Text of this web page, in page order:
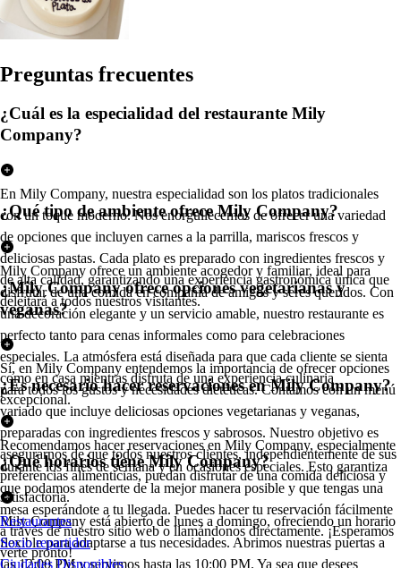
Preguntas frecuentes
¿Cuál es la especialidad del restaurante Mily
Company?
En Mily Company, nuestra especialidad son los platos tradicionales
con un toque moderno. Nos enorgullecemos de ofrecer una variedad
de opciones que incluyen carnes a la parrilla, mariscos frescos y
deliciosas pastas. Cada plato es preparado con ingredientes frescos y
de alta calidad, garantizando una experiencia gastronómica única que
deleitará a todos nuestros visitantes.
¿Qué tipo de ambiente ofrece Mily Company?
Mily Company ofrece un ambiente acogedor y familiar, ideal para
disfrutar de una comida en compañía de amigos y seres queridos. Con
una decoración elegante y un servicio amable, nuestro restaurante es
perfecto tanto para cenas informales como para celebraciones
especiales. La atmósfera está diseñada para que cada cliente se sienta
como en casa mientras disfruta de una experiencia culinaria
excepcional.
¿Mily Company ofrece opciones vegetarianas y
veganas?
Sí, en Mily Company entendemos la importancia de ofrecer opciones
para todos los gustos y necesidades dietéticas. Contamos con un menú
variado que incluye deliciosas opciones vegetarianas y veganas,
preparadas con ingredientes frescos y sabrosos. Nuestro objetivo es
asegurarnos de que todos nuestros clientes, independientemente de sus
preferencias alimenticias, puedan disfrutar de una comida deliciosa y
satisfactoria.
¿Es necesario hacer reservaciones en Mily Company?
Recomendamos hacer reservaciones en Mily Company, especialmente
durante los fines de semana y en ocasiones especiales. Esto garantiza
que podamos atenderte de la mejor manera posible y que tengas una
mesa esperándote a tu llegada. Puedes hacer tu reservación fácilmente
a través de nuestro sitio web o llamándonos directamente. ¡Esperamos
verte pronto!
¿Qué horarios tiene Mily Company?
Mily Company está abierto de lunes a domingo, ofreciendo un horario
flexible para adaptarse a tus necesidades. Abrimos nuestras puertas a
las 12:00 PM y servimos hasta las 10:00 PM. Ya sea que desees
Restaurantes
Socio repartidor
Ciudades Disponibles